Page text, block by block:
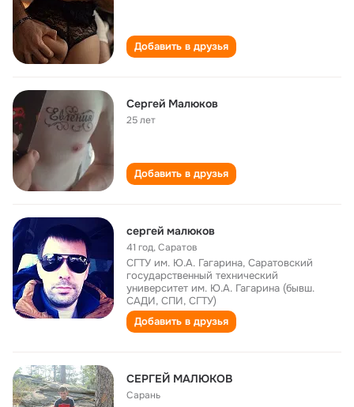
Добавить в друзья
Сергей Малюков
25 лет
Добавить в друзья
сергей малюков
41 год,Саратов
СГТУ им. Ю.А. Гагарина, Саратовский
государственный технический
университет им. Ю.А. Гагарина (бывш.
САДИ, СПИ, СГТУ)
Добавить в друзья
СЕРГЕЙ МАЛЮКОВ
Сарань